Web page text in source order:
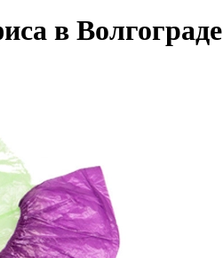
в Волгограде